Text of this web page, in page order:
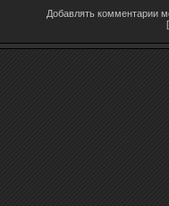
Добавлять комментарии